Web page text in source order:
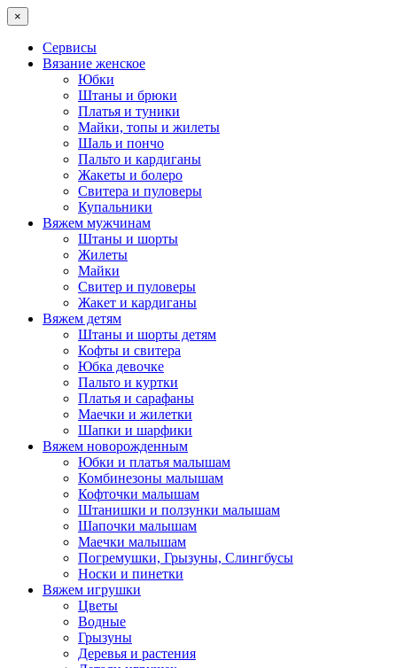
×
Сервисы
Вязание женское
Юбки
Штаны и брюки
Платья и туники
Майки, топы и жилеты
Шаль и пончо
Пальто и кардиганы
Жакеты и болеро
Свитера и пуловеры
Купальники
Вяжем мужчинам
Штаны и шорты
Жилеты
Майки
Свитер и пуловеры
Жакет и кардиганы
Вяжем детям
Штаны и шорты детям
Кофты и свитера
Юбка девочке
Пальто и куртки
Платья и сарафаны
Маечки и жилетки
Шапки и шарфики
Вяжем новорожденным
Юбки и платья малышам
Комбинезоны малышам
Кофточки малышам
Штанишки и ползунки малышам
Шапочки малышам
Маечки малышам
Погремушки, Грызуны, Слингбусы
Носки и пинетки
Вяжем игрушки
Цветы
Водные
Грызуны
Деревья и растения